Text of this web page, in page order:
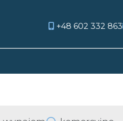
+48 602 332 863